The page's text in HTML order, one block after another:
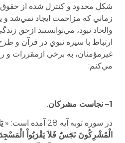
شكل محدود و كنترل شده از حقوق
زماني كه مزاحمت ايجاد نمي‌شد و
والحاد نبود، مي‌توانستند ازحق
ارتباط با سيره نبوي در قرآن و
غيرمؤمنان، به برخي ازمقررات و
مي‌كنم:
1
– نجاست مشركان.
در سوره توبه آيه 28 آمده است: «
الْمُشْرِكُونَ نَجَسٌ فَلاَ يَقْرَبُواْ